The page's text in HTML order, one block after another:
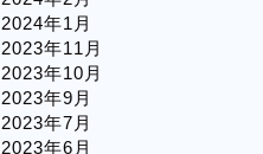
2024年1月
2023年11月
2023年10月
2023年9月
2023年7月
2023年6月